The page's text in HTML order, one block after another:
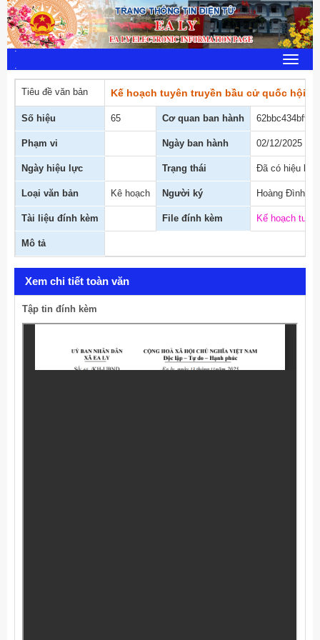
:
:
Toggle
Tiêu đề văn bản
Kế hoạch tuyên truyền bầu cử quốc hội
Số hiệu 65 Cơ quan ban hành
Phạm vi Ngày ban hành 02/12/2025
Ngày hiệu lực Trạng thái Đã có hiệu lực
Loại văn bản Kê hoạch Người ký Hoàng Đình
Tài liệu đính kèm File đính kèm Kế hoạch
Mô tả
Xem chi tiết toàn văn
Tập tin đính kèm